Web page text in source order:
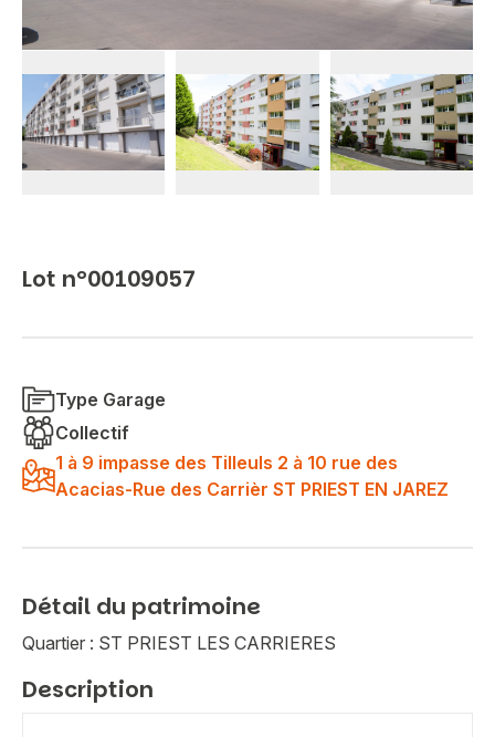
Lot n°00109057
Type Garage
Collectif
1 à 9 impasse des Tilleuls 2 à 10 rue des
Acacias-Rue des Carrièr ST PRIEST EN JAREZ
Détail du patrimoine
Quartier : ST PRIEST LES CARRIERES
Description